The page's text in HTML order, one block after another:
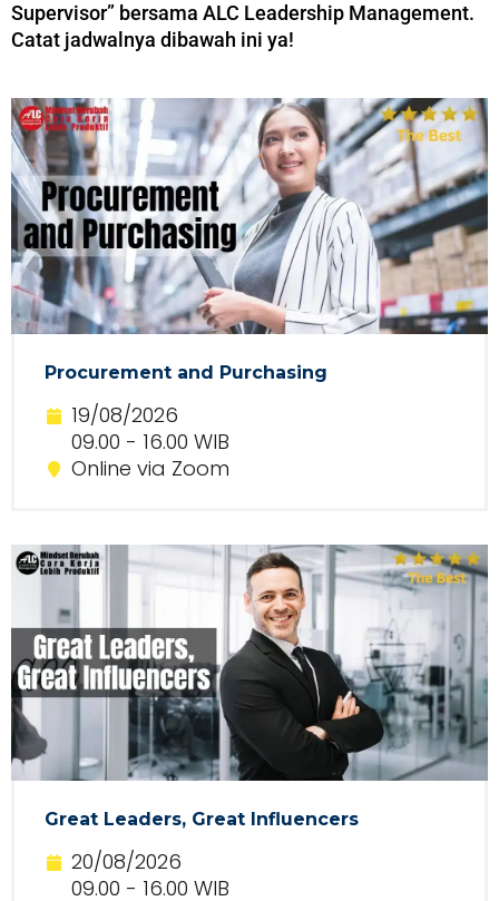
Supervisor” bersama ALC Leadership Management.
Catat jadwalnya dibawah ini ya!
Procurement and Purchasing
19/08/2026
09.00 - 16.00 WIB
Online via Zoom
Great Leaders, Great Influencers
20/08/2026
09.00 - 16.00 WIB